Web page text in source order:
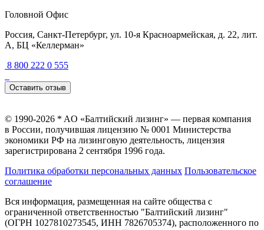
Головной Офис
Россия, Санкт-Петербург, ул. 10-я Красноармейская, д. 22, лит.
А, БЦ «Келлерман»
8 800 222 0 555
Оставить отзыв
© 1990-2026 * AO «Балтийский лизинг» — первая компания
в России, получившая лицензию № 0001 Министерства
экономики РФ на лизинговую деятельность, лицензия
зарегистрирована 2 сентября 1996 года.
Политика обработки персональных данных Пользовательское
соглашение
Вся информация, размещенная на сайте общества с
ограниченной ответственностью "Балтийский лизинг"
(ОГРН 1027810273545, ИНН 7826705374), расположенного по